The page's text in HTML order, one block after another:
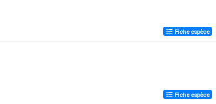
Fiche espèce
Fiche espèce